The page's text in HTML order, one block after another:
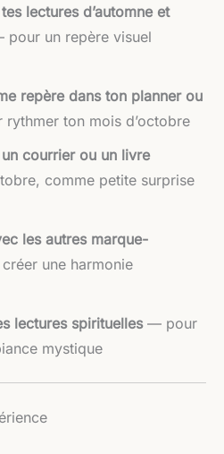
lectures d’automne et
pour un repère visuel
repère dans ton planner ou
ton mois d’octobre
courrier ou un livre
comme petite surprise
les autres marque-
une harmonie
lectures spirituelles— pour
mystique